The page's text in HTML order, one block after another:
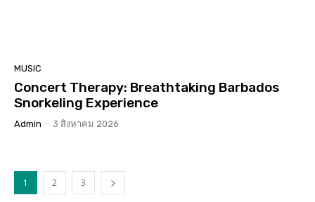
MUSIC
Concert Therapy: Breathtaking Barbados
Snorkeling Experience
Admin - 3 สิงหาคม 2026
1 2 3